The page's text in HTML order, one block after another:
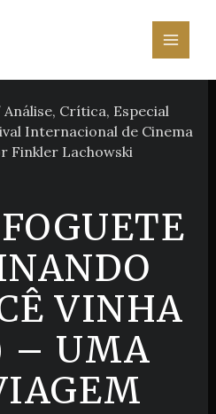
Análise, Crítica, Especial
Internacional de Cinema
Finkler Lachowski
VINHA
– UMA